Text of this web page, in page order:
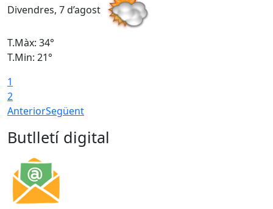
Divendres, 7 d’agost
T.Màx: 34°
T.Min: 21°
1
2
AnteriorSegüent
Butlletí digital